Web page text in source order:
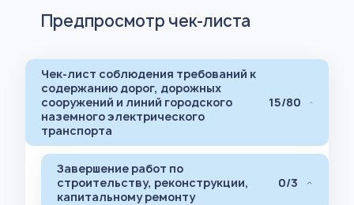
Предпросмотр чек-листа
Чек-лист соблюдения требований к
содержанию дорог, дорожных
сооружений и линий городского
наземного электрического
транспорта
15/80
Завершение работ по
строительству, реконструкции,
капитальному ремонту
0/3